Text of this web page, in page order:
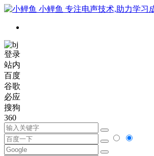
小鲤鱼 专注电声技术,助力学习
登录
站内
百度
谷歌
必应
搜狗
360